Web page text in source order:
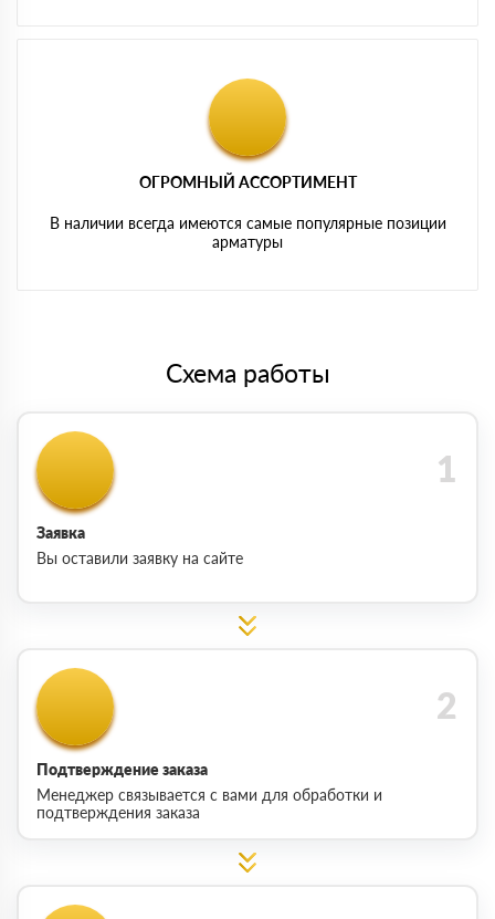
ОГРОМНЫЙ АССОРТИМЕНТ
В наличии всегда имеются самые популярные позиции
арматуры
Схема работы
Заявка
Вы оставили заявку на сайте
Подтверждение заказа
Менеджер связывается с вами для обработки и
подтверждения заказа